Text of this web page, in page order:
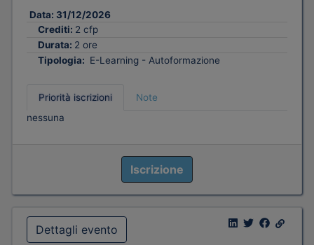
Data: 31/12/2026
Crediti: 2 cfp
Durata: 2 ore
Tipologia: E-Learning - Autoformazione
Priorità iscrizioni
Note
nessuna
Iscrizione
Dettagli evento